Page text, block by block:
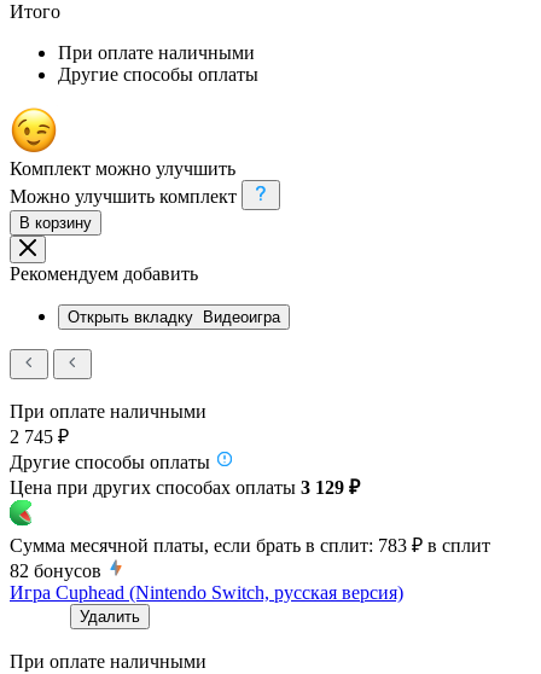
Итого
При оплате наличными
Другие способы оплаты
Комплект можно улучшить
Можно улучшить комплект
В корзину
Рекомендуем добавить
Открыть вкладку Видеоигра
При оплате наличными
2 745 ₽
Другие способы оплаты
Цена при других способах оплаты 3 129 ₽
Сумма месячной платы, если брать в сплит: 783 ₽ в сплит
82 бонусов
Игра Cuphead (Nintendo Switch, русская версия)
Удалить
При оплате наличными